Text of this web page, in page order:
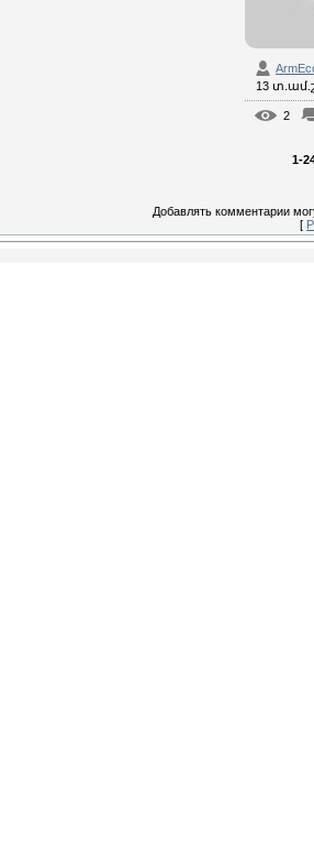
13
2
1-
Добавлять комментарии
[